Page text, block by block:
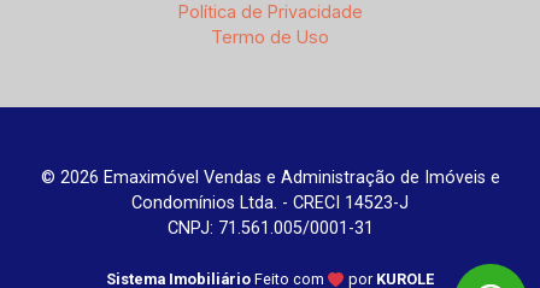
Política de Privacidade
Termo de Uso
© 2026 Emaximóvel Vendas e Administração de Imóveis e
Condomínios Ltda. - CRECI 14523-J
CNPJ: 71.561.005/0001-31
Sistema Imobiliário Feito com por KUROLE